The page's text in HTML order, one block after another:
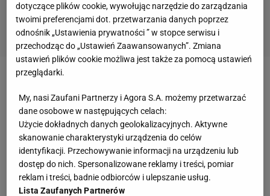
Efekt wnętrza kojarzącego się z antycznymi
rzymskimi termami możemy uzyskać bardzo łatwo.
Wystarczy wyłożyć ściany łazienki mozaikami lub
kafelkami imitującymi naturalne kamienie o
nierównych krawędziach, które wyglądają jak
dotyczące plików cookie, wywołując narzędzie do zarządzania
twoimi preferencjami dot. przetwarzania danych poprzez
odnośnik „Ustawienia prywatności ” w stopce serwisu i
przechodząc do „Ustawień Zaawansowanych”. Zmiana
ustawień plików cookie możliwa jest także za pomocą ustawień
przeglądarki.
My, nasi Zaufani Partnerzy i Agora S.A. możemy przetwarzać
dane osobowe w następujących celach:
Użycie dokładnych danych geolokalizacyjnych. Aktywne
skanowanie charakterystyki urządzenia do celów
identyfikacji. Przechowywanie informacji na urządzeniu lub
dostęp do nich. Spersonalizowane reklamy i treści, pomiar
reklam i treści, badnie odbiorców i ulepszanie usług.
Lista Zaufanych Partnerów